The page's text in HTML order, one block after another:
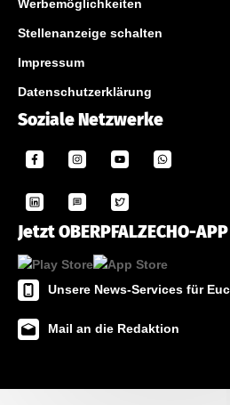
Werbemöglichkeiten
Stellenanzeige schalten
Impressum
Datenschutzerklärung
Soziale Netzwerke
Jetzt OBERPFALZECHO-
Unsere News-Services für
Mail an die Redaktion